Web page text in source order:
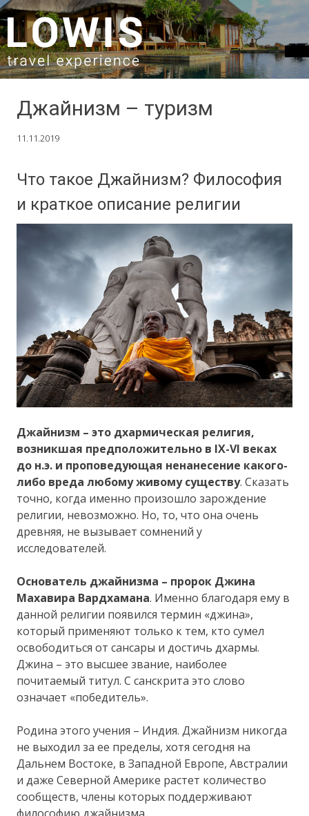
SKIP TO CONTENT
Джайнизм – туризм
11.11.2019
Что такое Джайнизм? Философия
и краткое описание религии
Джайнизм – это дхармическая религия,
возникшая предположительно в IX-VI веках
до н.э. и проповедующая ненанесение какого-
либо вреда любому живому существу. Сказать
точно, когда именно произошло зарождение
религии, невозможно. Но, то, что она очень
древняя, не вызывает сомнений у
исследователей.
Основатель джайнизма – пророк Джина
Махавира Вардхамана. Именно благодаря ему в
данной религии появился термин «джина»,
который применяют только к тем, кто сумел
освободиться от сансары и достичь дхармы.
Джина – это высшее звание, наиболее
почитаемый титул. С санскрита это слово
означает «победитель».
Родина этого учения – Индия. Джайнизм никогда
не выходил за ее пределы, хотя сегодня на
Дальнем Востоке, в Западной Европе, Австралии
и даже Северной Америке растет количество
сообществ, члены которых поддерживают
философию джайнизма.